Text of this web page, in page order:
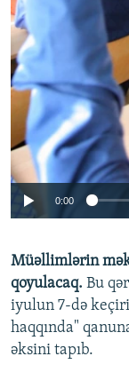
0:00
Müəllimlərin
qoyulacaq. Bu
iyulun 7-də
haqqında"
əksini tapıb.